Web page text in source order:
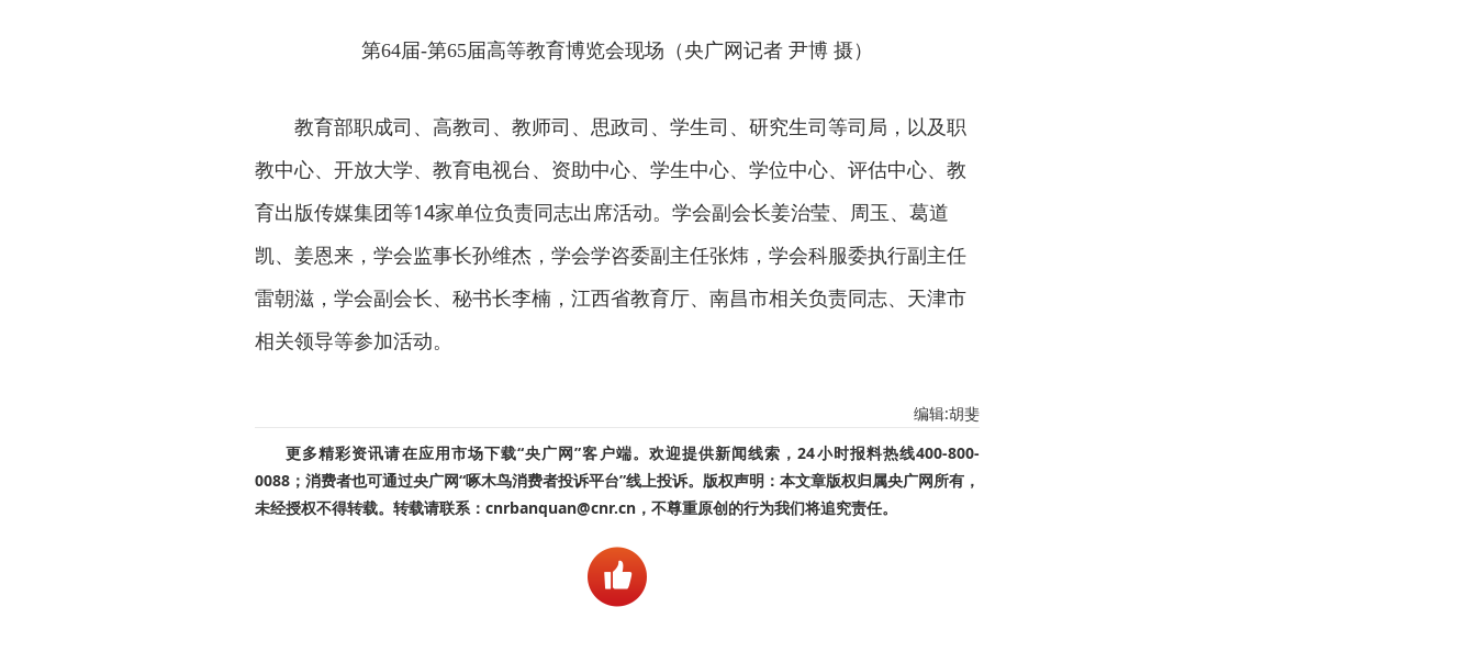
第64届-第65届高等教育博览会现场（央广网记者 尹博 摄）
教育部职成司、高教司、教师司、思政司、学生司、研究生司等司局，以及职
教中心、开放大学、教育电视台、资助中心、学生中心、学位中心、评估中心、教
育出版传媒集团等14家单位负责同志出席活动。学会副会长姜治莹、周玉、葛道
凯、姜恩来，学会监事长孙维杰，学会学咨委副主任张炜，学会科服委执行副主任
雷朝滋，学会副会长、秘书长李楠，江西省教育厅、南昌市相关负责同志、天津市
相关领导等参加活动。
编辑:胡斐
更多精彩资讯请在应用市场下载“央广网”客户端。欢迎提供新闻线索，24小时报料热线400-800-
0088；消费者也可通过央广网“啄木鸟消费者投诉平台”线上投诉。版权声明：本文章版权归属央广网所有，
未经授权不得转载。转载请联系：cnrbanquan@cnr.cn，不尊重原创的行为我们将追究责任。